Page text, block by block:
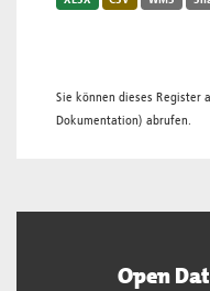
Sie können dieses Register
Dokumentation) abrufen.
Open